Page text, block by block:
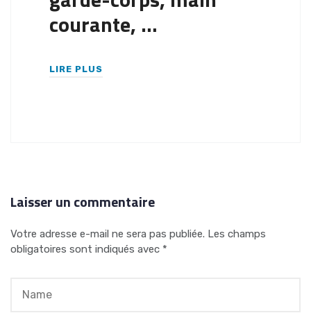
courante, …
LIRE PLUS
Laisser un commentaire
Votre adresse e-mail ne sera pas publiée. Les champs
obligatoires sont indiqués avec *